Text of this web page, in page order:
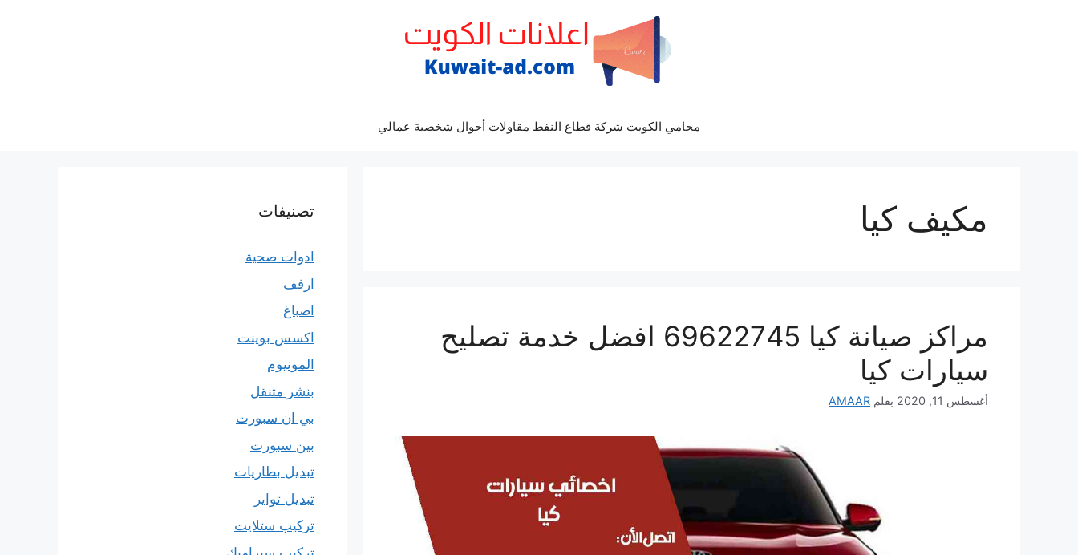
محامي الكويت شركة قطاع النفط مقاولات أحوال شخصية عمالي
مكيف كيا
مراكز صيانة كيا 69622745 افضل خدمة تصليح
سيارات كيا
أغسطس 11, 2020 بقلم AMAAR
تصنيفات
ادوات صحية
ارفف
اصباغ
اكسس بوينت
المونيوم
بنشر متنقل
بي ان سبورت
بين سبورت
تبديل بطاريات
تبديل تواير
تركيب ستلايت